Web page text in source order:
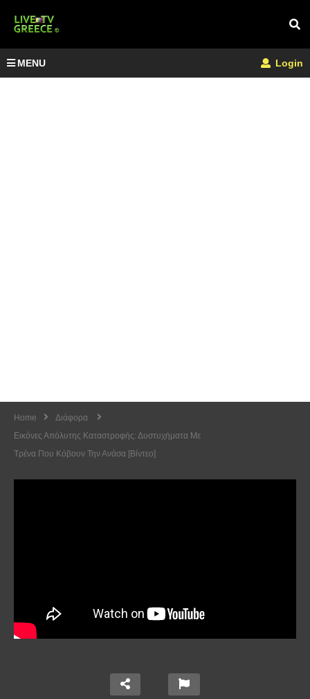
MENU Login
Home
Διάφορα
Εικόνες Απόλυτης Καταστροφής: Δυστυχήματα Με
Τρένα Που Κόβουν Την Ανάσα [Βίντεο]